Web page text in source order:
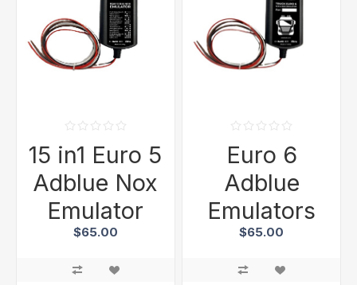
15 in1 Euro 5
Adblue Nox
Emulator
$65.00
Euro 6
Adblue
Emulators
$65.00